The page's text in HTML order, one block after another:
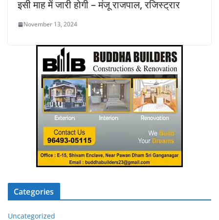
इसी माह में जारी होगी – मंजू राजपाल, रजिस्ट्रार
November 13, 2024
Categories
Uncategorized